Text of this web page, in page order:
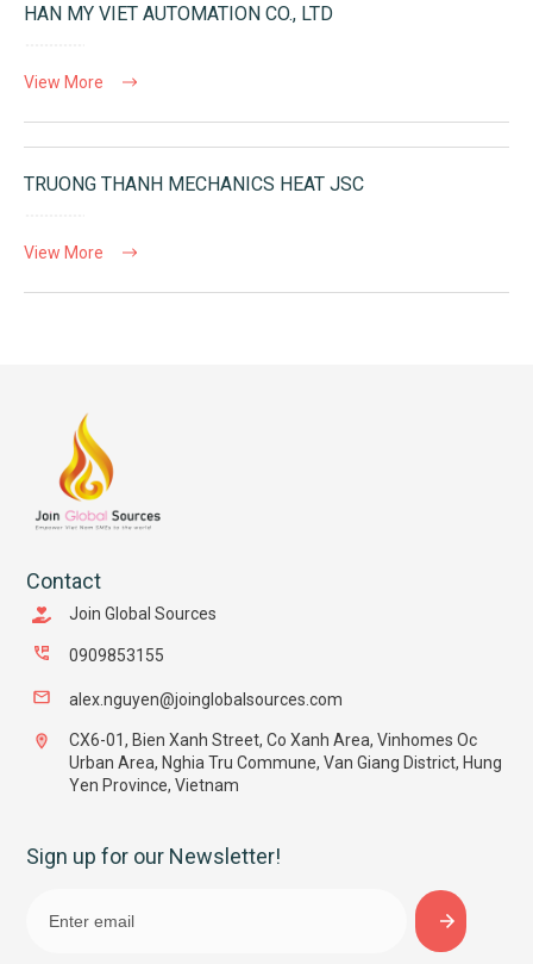
HAN MY VIET AUTOMATION CO., LTD
View More
TRUONG THANH MECHANICS HEAT JSC
View More
Contact
Join Global Sources
0909853155
alex.nguyen@joinglobalsources.com
CX6-01, Bien Xanh Street, Co Xanh Area, Vinhomes Oc
Urban Area, Nghia Tru Commune, Van Giang District, Hung
Yen Province, Vietnam
Sign up for our Newsletter!